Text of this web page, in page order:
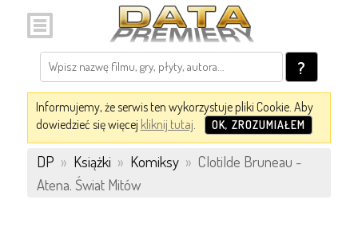
?
Informujemy, że serwis ten wykorzystuje pliki Cookie. Aby
dowiedzieć się więcej kliknij tutaj. OK, ZROZUMIAŁEM
DP » Książki » Komiksy » Clotilde Bruneau -
Atena. Świat Mitów